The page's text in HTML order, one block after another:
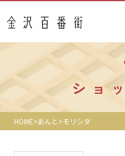
フロアガイド
あんと
Rinto
ショ
HOME あんと モリシタ